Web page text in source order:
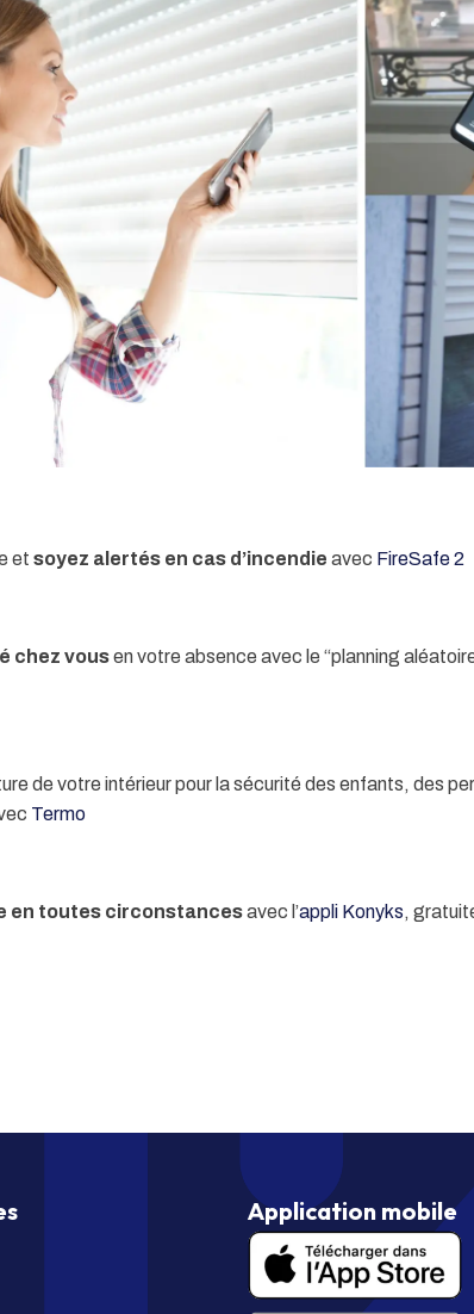
et soyez alertés en cas d’incendie avec FireSafe 2
chez vousen votre absence avec le “planning
de votre intérieur pour la sécurité des enfants, des
Termo
en toutes circonstancesavec l’appli Konyks,
Application mobile